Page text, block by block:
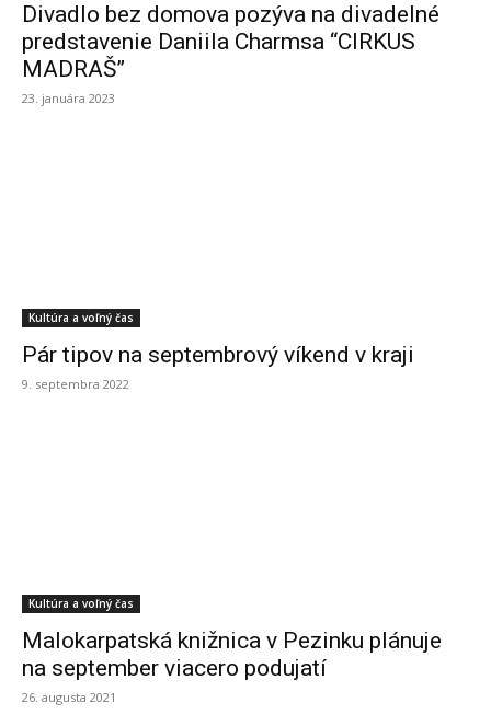
Divadlo bez domova pozýva na divadelné
predstavenie Daniila Charmsa “CIRKUS
MADRAŠ”
23. januára 2023
Kultúra a voľný čas
Pár tipov na septembrový víkend v kraji
9. septembra 2022
Kultúra a voľný čas
Malokarpatská knižnica v Pezinku plánuje
na september viacero podujatí
26. augusta 2021